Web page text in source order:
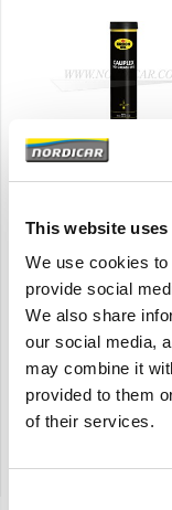
This website
We use cookies
provide social
We also share
our social media,
may combine it
provided to them
of their services.
Kroon Oil Vet
544 210 Ama 1800
1800 140 164
Heavy duty vet
€11,50
9,50
Vergelijken